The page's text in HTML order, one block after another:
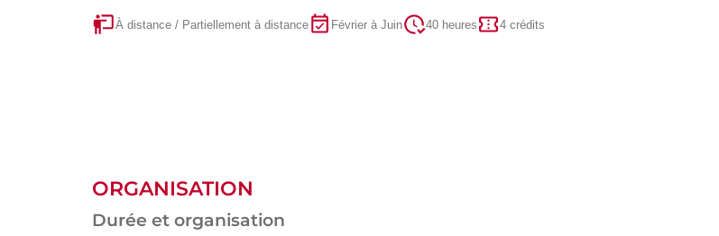
À distance / Partiellement à distance Février à Juin 40 heures 4 crédits
ORGANISATION
Durée et organisation